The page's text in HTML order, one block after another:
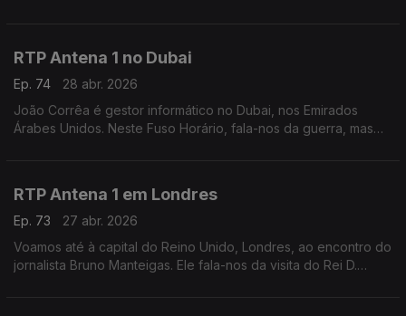
RTP Antena 1 no Dubai
Ep. 74
28 abr. 2026
João Corrêa é gestor informático no Dubai, nos Emirados
Árabes Unidos. Neste Fuso Horário, fala-nos da guerra, mas
RTP Antena 1 em Londres
Ep. 73
27 abr. 2026
Voamos até à capital do Reino Unido, Londres, ao encontro do
jornalista Bruno Manteigas. Ele fala-nos da visita do Rei D.